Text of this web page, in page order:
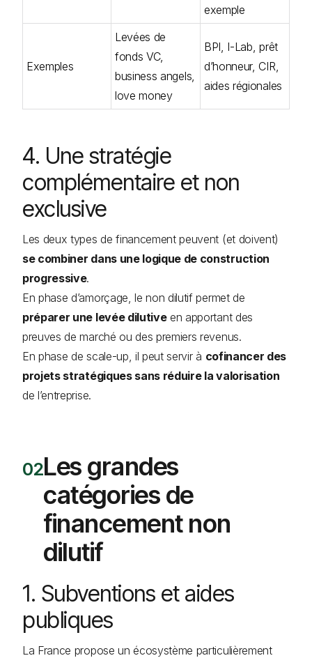
exemple
Exemples
Levées de
fonds VC,
business angels,
love money
BPI, I-Lab, prêt
d’honneur, CIR,
aides régionales
4. Une stratégie
complémentaire et non
exclusive
Les deux types de financement peuvent (et doivent)
se combiner dans une logique de construction
progressive.
En phase d’amorçage, le non dilutif permet de
préparer une levée dilutiveen apportant des
preuves de marché ou des premiers revenus.
En phase de scale-up, il peut servir à cofinancer des
projets stratégiques sans réduire la valorisation
de l’entreprise.
Les grandes
catégories de
financement non
dilutif
1. Subventions et aides
publiques
La France propose un écosystème particulièrement